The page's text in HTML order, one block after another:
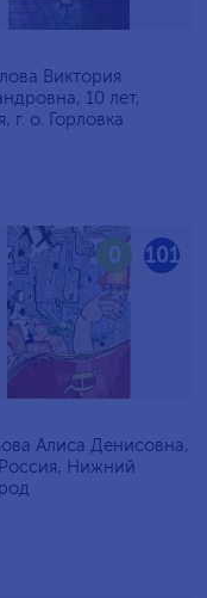
Виктория
10 лет,
г. о. Горловка
101
0
Алиса Денисовна,
Нижний